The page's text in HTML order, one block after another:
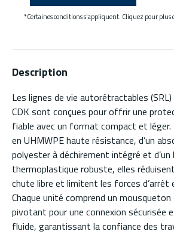
*Certaines conditions s'appliquent. Cliquez pour
Description
Les lignes de vie autorétractables
CDK sont conçues pour offrir une
fiable avec un format compact et léger.
en UHMWPE haute résistance, d’un
polyester à déchirement intégré et
thermoplastique robuste, elles
chute libre et limitent les forces d’arrêt
Chaque unité comprend un mousqueton
pivotant pour une connexion sécurisée
fluide, garantissant la confiance des